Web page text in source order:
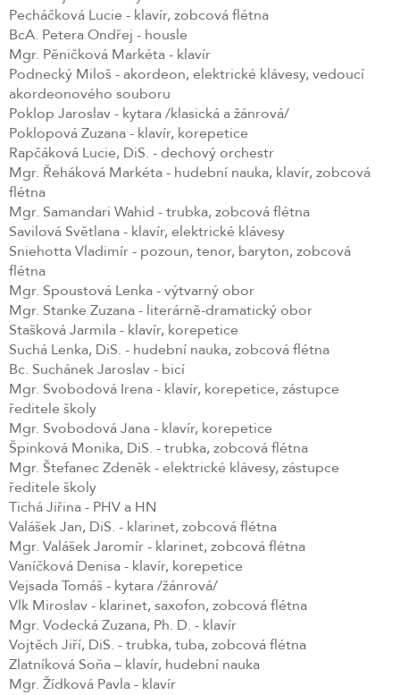
Pecháčková Lucie - klavír, zobcová flétna
BcA. Petera Ondřej - housle
Mgr. Pěničková Markéta - klavír
Podnecký Miloš - akordeon, elektrické klávesy, vedoucí
akordeonového souboru
Poklop Jaroslav - kytara /klasická a žánrová/
Poklopová Zuzana - klavír, korepetice
Rapčáková Lucie, DiS. - dechový orchestr
Mgr. Řeháková Markéta - hudební nauka, klavír, zobcová
flétna
Mgr. Samandari Wahid - trubka, zobcová flétna
Savilová Světlana - klavír, elektrické klávesy
Sniehotta Vladimír - pozoun, tenor, baryton, zobcová
flétna
Mgr. Spoustová Lenka - výtvarný obor
Mgr. Stanke Zuzana - literárně-dramatický obor
Stašková Jarmila - klavír, korepetice
Suchá Lenka, DiS. - hudební nauka, zobcová flétna
Bc. Suchánek Jaroslav - bicí
Mgr. Svobodová Irena - klavír, korepetice, zástupce
ředitele školy
Mgr. Svobodová Jana - klavír, korepetice
Špinková Monika, DiS. - trubka, zobcová flétna
Mgr. Štefanec Zdeněk - elektrické klávesy, zástupce
ředitele školy
Tichá Jiřina - PHV a HN
Valášek Jan, DiS. - klarinet, zobcová flétna
Mgr. Valášek Jaromír - klarinet, zobcová flétna
Vaníčková Denisa - klavír, korepetice
Vejsada Tomáš - kytara /žánrová/
Vlk Miroslav - klarinet, saxofon, zobcová flétna
Mgr. Vodecká Zuzana, Ph. D. - klavír
Vojtěch Jiří, DiS. - trubka, tuba, zobcová flétna
Zlatníková Soňa – klavír, hudební nauka
Mgr. Žídková Pavla - klavír